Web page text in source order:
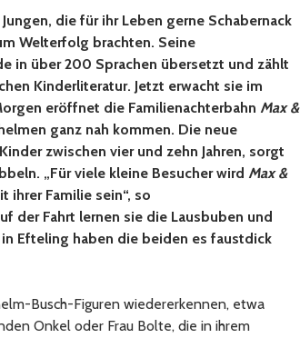
die für ihr Leben gerne Schabernack
Welterfolg brachten. Seine
in über 200 Sprachen übersetzt und zählt
Kinderliteratur. Jetzt erwacht sie im
eröffnet die Familienachterbahn Max &
ganz nah kommen. Die neue
zwischen vier und zehn Jahren, sorgt
„Für viele kleine Besucher wird Max &
Familie sein“, so
der Fahrt lernen sie die Lausbuben und
Efteling haben die beiden es faustdick
Busch-Figuren wiedererkennen, etwa
Onkel oder Frau Bolte, die in ihrem